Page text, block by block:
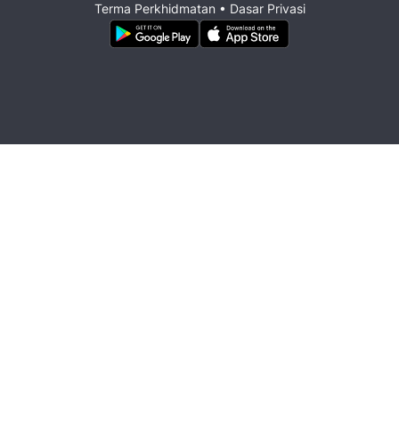
Terma Perkhidmatan• Dasar Privasi